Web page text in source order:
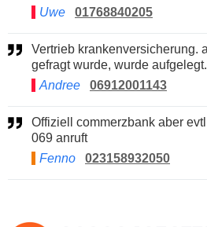
Uwe
01768840205
Vertrieb krankenversicherung. als nach dem firmennamen
gefragt wurde, wurde aufgelegt.
Andree
06912001143
Offiziell commerzbank aber evtl betrug da normalerweise
069 anruft
Fenno
023158932050